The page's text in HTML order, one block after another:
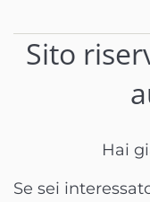
Business
Sito
Hai
Se sei